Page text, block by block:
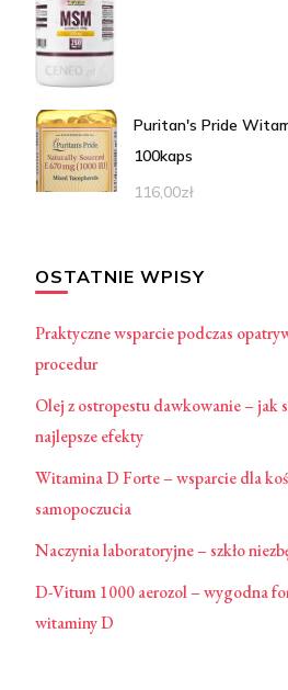
Puritan's Pride
100kaps
116,00zł
OSTATNIE WPISY
Praktyczne wsparcie podczas
procedur
Olej z ostropestu dawkowanie – jak
najlepsze efekty
Witamina D Forte – wsparcie dla
samopoczucia
Naczynia laboratoryjne – szkło
D-Vitum 1000 aerozol – wygodna
witaminy D